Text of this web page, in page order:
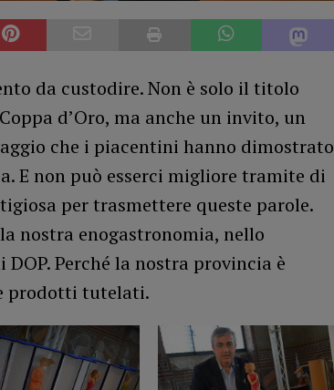
da custodire. Non è solo il titolo
d’Oro, ma anche un invito, un
che i piacentini hanno dimostrato
E non può esserci migliore tramite di
per trasmettere queste parole.
nostra enogastronomia, nello
Perché la nostra provincia è
prodotti tutelati.